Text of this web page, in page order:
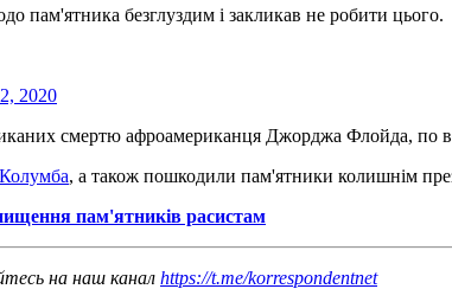
безглуздим і закликав не робити цього.
2020
смертю афроамериканця Джорджа Флойда, по
, а також пошкодили пам'ятники колишнім
пам'ятників расистам
на наш канал https://t.me/korrespondentnet